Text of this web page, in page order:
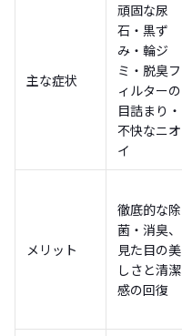
主な症状
頑固な尿
石・黒ず
み・輪ジ
ミ・脱臭フ
ィルターの
目詰まり・
不快なニオ
イ
メリット
徹底的な除
菌・消臭、
見た目の美
しさと清潔
感の回復